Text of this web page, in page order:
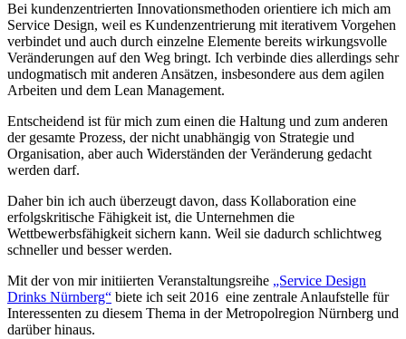
Bei kundenzentrierten Innovationsmethoden orientiere ich mich am
Service Design, weil es Kundenzentrierung mit iterativem Vorgehen
verbindet und auch durch einzelne Elemente bereits wirkungsvolle
Veränderungen auf den Weg bringt. Ich verbinde dies allerdings sehr
undogmatisch mit anderen Ansätzen, insbesondere aus dem agilen
Arbeiten und dem Lean Management.
Entscheidend ist für mich zum einen die Haltung und zum anderen
der gesamte Prozess, der nicht unabhängig von Strategie und
Organisation, aber auch Widerständen der Veränderung gedacht
werden darf.
Daher bin ich auch überzeugt davon, dass Kollaboration eine
erfolgskritische Fähigkeit ist, die Unternehmen die
Wettbewerbsfähigkeit sichern kann. Weil sie dadurch schlichtweg
schneller und besser werden.
Mit der von mir initiierten Veranstaltungsreihe „Service Design
Drinks Nürnberg“ biete ich seit 2016 eine zentrale Anlaufstelle für
Interessenten zu diesem Thema in der Metropolregion Nürnberg und
darüber hinaus.